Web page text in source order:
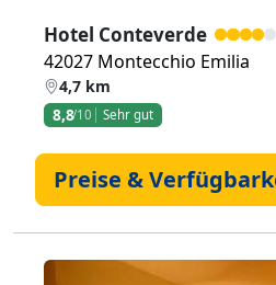
Hotel Conteverde
42027 Montecchio Emilia
4,7 km
8,8/10 Sehr gut
Preise &